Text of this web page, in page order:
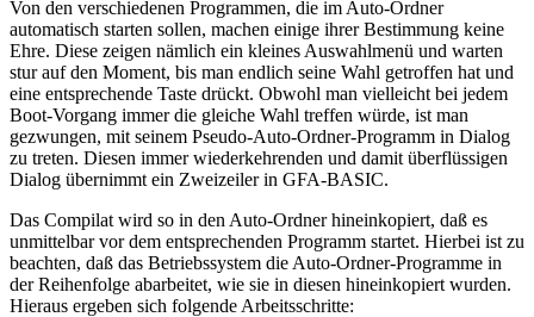
Von den verschiedenen Programmen, die im Auto-Ordner
automatisch starten sollen, machen einige ihrer Bestimmung keine
Ehre. Diese zeigen nämlich ein kleines Auswahlmenü und warten
stur auf den Moment, bis man endlich seine Wahl getroffen hat und
eine entsprechende Taste drückt. Obwohl man vielleicht bei jedem
Boot-Vorgang immer die gleiche Wahl treffen würde, ist man
gezwungen, mit seinem Pseudo-Auto-Ordner-Programm in Dialog
zu treten. Diesen immer wiederkehrenden und damit überflüssigen
Dialog übernimmt ein Zweizeiler in GFA-BASIC.
Das Compilat wird so in den Auto-Ordner hineinkopiert, daß es
unmittelbar vor dem entsprechenden Programm startet. Hierbei ist zu
beachten, daß das Betriebssystem die Auto-Ordner-Programme in
der Reihenfolge abarbeitet, wie sie in diesen hineinkopiert wurden.
Hieraus ergeben sich folgende Arbeitsschritte: